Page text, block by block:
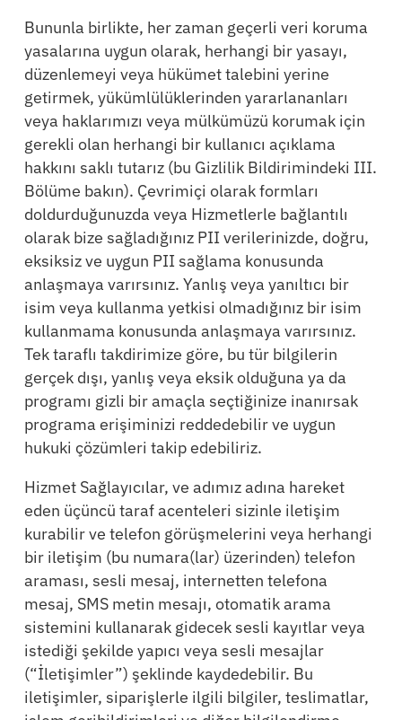
Bununla birlikte, her zaman geçerli veri koruma
yasalarına uygun olarak, herhangi bir yasayı,
düzenlemeyi veya hükümet talebini yerine
getirmek, yükümlülüklerinden yararlananları
veya haklarımızı veya mülkümüzü korumak için
gerekli olan herhangi bir kullanıcı açıklama
hakkını saklı tutarız (bu Gizlilik Bildirimindeki III.
Bölüme bakın). Çevrimiçi olarak formları
doldurduğunuzda veya Hizmetlerle bağlantılı
olarak bize sağladığınız PII verilerinizde, doğru,
eksiksiz ve uygun PII sağlama konusunda
anlaşmaya varırsınız. Yanlış veya yanıltıcı bir
isim veya kullanma yetkisi olmadığınız bir isim
kullanmama konusunda anlaşmaya varırsınız.
Tek taraflı takdirimize göre, bu tür bilgilerin
gerçek dışı, yanlış veya eksik olduğuna ya da
programı gizli bir amaçla seçtiğinize inanırsak
programa erişiminizi reddedebilir ve uygun
hukuki çözümleri takip edebiliriz.
Hizmet Sağlayıcılar, ve adımız adına hareket
eden üçüncü taraf acenteleri sizinle iletişim
kurabilir ve telefon görüşmelerini veya herhangi
bir iletişim (bu numara(lar) üzerinden) telefon
araması, sesli mesaj, internetten telefona
mesaj, SMS metin mesajı, otomatik arama
sistemini kullanarak gidecek sesli kayıtlar veya
istediği şekilde yapıcı veya sesli mesajlar
(“İletişimler”) şeklinde kaydedebilir. Bu
iletişimler, siparişlerle ilgili bilgiler, teslimatlar,